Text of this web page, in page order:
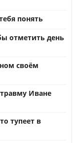
понять
отметить день
своём
Иване
тупеет в